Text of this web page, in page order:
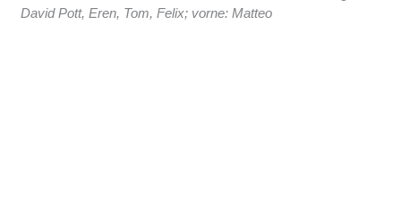
David Pott, Eren, Tom, Felix; vorne: Matteo